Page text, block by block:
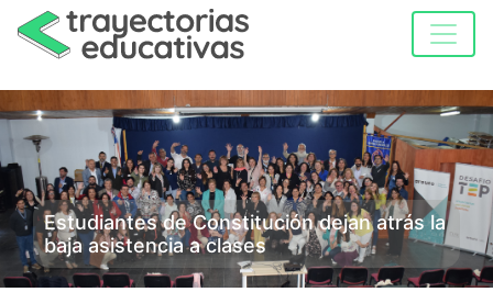
Estudiantes de Constitución dejan atrás la
baja asistencia a clases